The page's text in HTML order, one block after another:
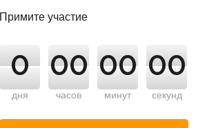
Примите участие
0
дня
00
часов
00
минут
00
секунд